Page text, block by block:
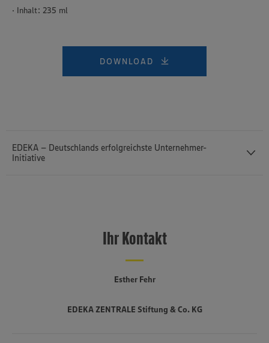
· Inhalt: 235 ml
DOWNLOAD
EDEKA – Deutschlands erfolgreichste Unternehmer-
Initiative
dreier Stufen: Bundesweit verleihen rund 3.200 selbstständige
Kaufleute EDEKA ein Gesicht. Sie übernehmen auf
sechs regionalen Großhandelsbetrieben, die täglich frische Ware in
EDEKA-Strategie erfolgt in der Hamburger EDEKA-Zentrale. Sie
Ihr Kontakt
Esther Fehr
EDEKA ZENTRALE Stiftung & Co. KG